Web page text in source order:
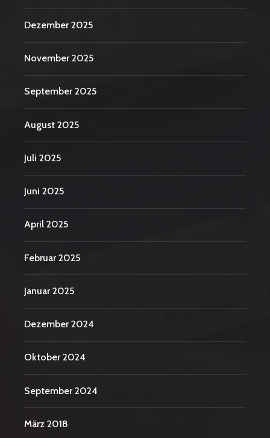
Dezember 2025
November 2025
September 2025
August 2025
Juli 2025
Juni 2025
April 2025
Februar 2025
Januar 2025
Dezember 2024
Oktober 2024
September 2024
März 2018